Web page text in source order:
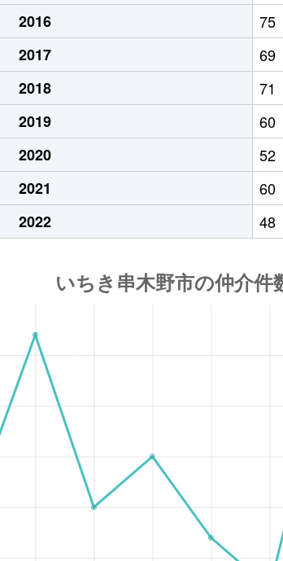
2016
75
2017
69
2018
71
2019
60
2020
52
2021
60
2022
48